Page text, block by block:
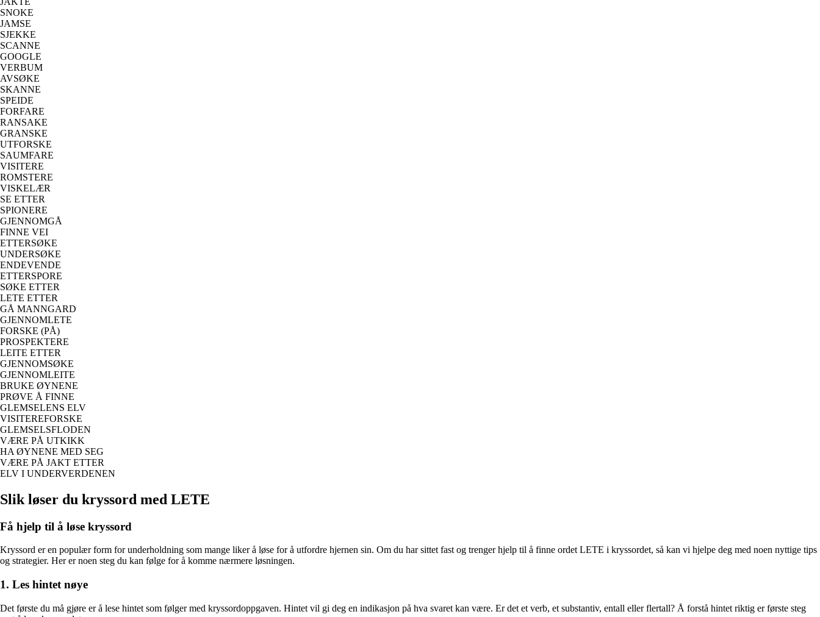
SNOKE
JAMSE
SJEKKE
SCANNE
GOOGLE
VERBUM
AVSØKE
SKANNE
SPEIDE
FORFARE
RANSAKE
GRANSKE
UTFORSKE
SAUMFARE
VISITERE
ROMSTERE
VISKELÆR
SE ETTER
SPIONERE
GJENNOMGÅ
FINNE VEI
ETTERSØKE
UNDERSØKE
ENDEVENDE
ETTERSPORE
SØKE ETTER
LETE ETTER
GÅ MANNGARD
GJENNOMLETE
FORSKE (PÅ)
PROSPEKTERE
LEITE ETTER
GJENNOMSØKE
GJENNOMLEITE
BRUKE ØYNENE
PRØVE Å FINNE
GLEMSELENS ELV
VISITEREFORSKE
GLEMSELSFLODEN
VÆRE PÅ UTKIKK
HA ØYNENE MED SEG
VÆRE PÅ JAKT ETTER
ELV I UNDERVERDENEN
Slik løser du kryssord med LETE
Få hjelp til å løse kryssord
Kryssord er en populær form for underholdning som mange liker å løse for å utfordre hjernen sin. Om du har sittet fast og trenger hjelp til å finne ordet LETE i kryssordet, så kan vi hjelpe deg med noen nyttige tips
og strategier. Her er noen steg du kan følge for å komme nærmere løsningen.
1. Les hintet nøye
Det første du må gjøre er å lese hintet som følger med kryssordoppgaven. Hintet vil gi deg en indikasjon på hva svaret kan være. Er det et verb, et substantiv, entall eller flertall? Å forstå hintet riktig er første steg